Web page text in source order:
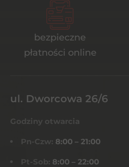
bezpieczne
płatności online
ul. Dworcowa 26/6
Godziny otwarcia
Pn-Czw: 8:00 – 21:00
Pt-Sob: 8:00 – 22:00